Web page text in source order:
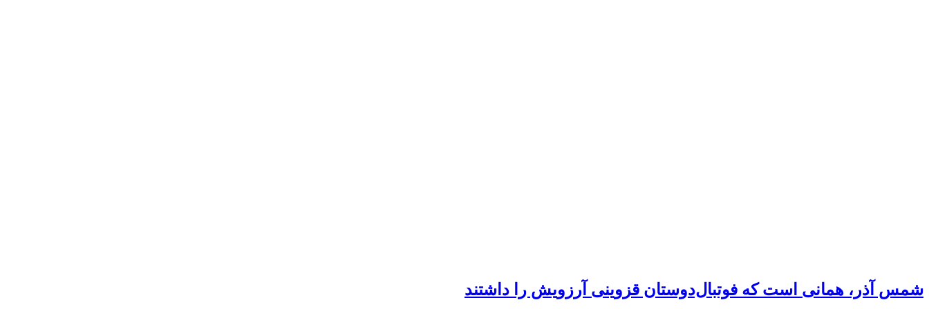
شمس آذر، همانی است که فوتبال‌دوستان قزوینی آرزویش را داشتند